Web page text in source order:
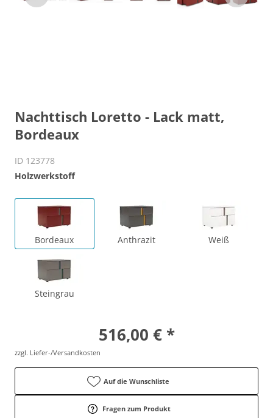
Nachttisch Loretto - Lack matt,
Bordeaux
ID 123778
Holzwerkstoff
Bordeaux Anthrazit Weiß
Steingrau
516,00 € *
zzgl. Liefer-/Versandkosten
Auf die Wunschliste
Fragen zum Produkt